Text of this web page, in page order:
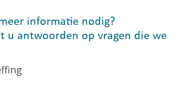
informatie nodig?
u antwoorden op vragen die we